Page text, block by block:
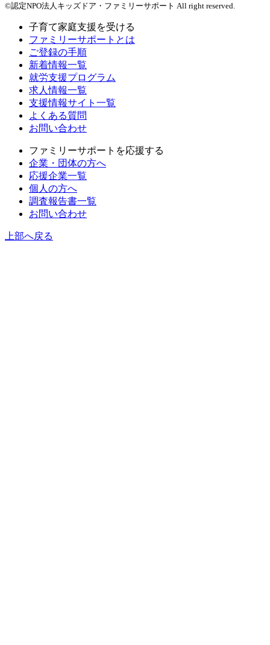
©認定NPO法人キッズドア・ファミリーサポート All right reserved.
子育て家庭支援を受ける
ファミリーサポートとは
ご登録の手順
新着情報一覧
就労支援プログラム
求人情報一覧
支援情報サイト一覧
よくある質問
お問い合わせ
ファミリーサポートを応援する
企業・団体の方へ
応援企業一覧
個人の方へ
調査報告書一覧
お問い合わせ
上部へ戻る